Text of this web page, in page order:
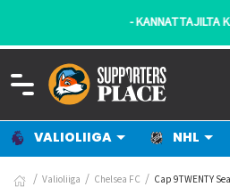
- KANNATTAJILTA
VALIOLIIGA NHL
Valioliiga Chelsea FC Cap 9TWENTY